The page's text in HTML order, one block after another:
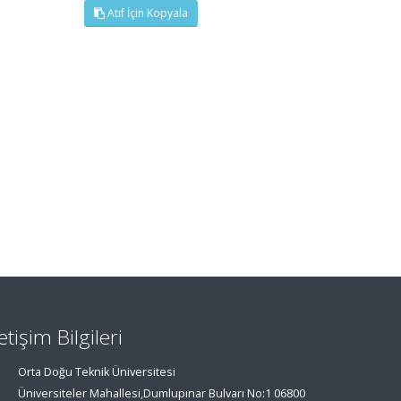
Atıf İçin Kopyala
Bilgileri
Orta Doğu Teknik Üniversitesi
Üniversiteler Mahallesi,Dumlupınar Bulvarı No:1 06800